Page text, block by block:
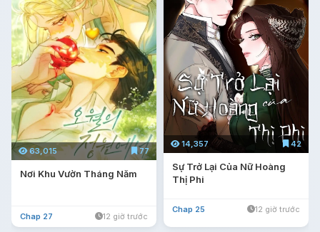
63,015 77
Nơi Khu Vườn Tháng Năm
Chap 27 12 giờ trước
14,357 42
Sự Trở Lại Của Nữ Hoàng
Thị Phi
Chap 25 12 giờ trước